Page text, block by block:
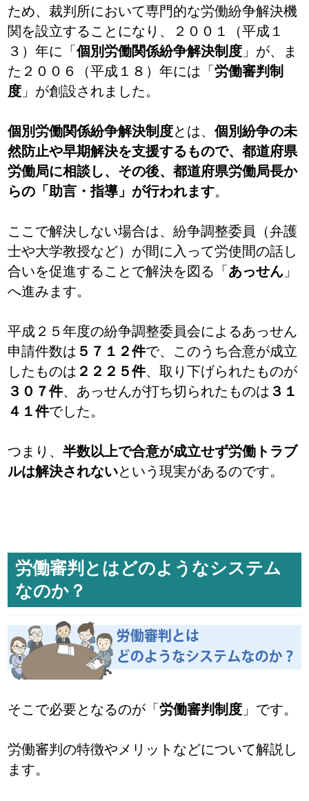
ため、裁判所において専門的な労働紛争解決機
関を設立することになり、２００１（平成１
３）年に「個別労働関係紛争解決制度 」が、ま
た２００６（平成１８）年には「労働審判制
度 」が創設されました。
個別労働関係紛争解決制度とは、個別紛争の未
然防止や早期解決を支援するもので、都道府県
労働局に相談し、その後、都道府県労働局長か
らの「助言・指導」が行われます。
ここで解決しない場合は、紛争調整委員（弁護
士や大学教授など）が間に入って労使間の話し
合いを促進することで解決を図る「 あっせん 」
へ進みます。
平成２５年度の紛争調整委員会によるあっせん
申請件数は ５７１２件で、このうち合意が成立
したものは ２２２５件、取り下げられたものが
３０７件、あっせんが打ち切られたものは ３１
４１件でした。
つまり、半数以上で合意が成立せず労働トラブ
ルは解決されないという現実があるのです。
労働審判とはどのようなシステム
なのか？
そこで必要となるのが「労働審判制度 」です。
労働審判の特徴やメリットなどについて解説し
ます。